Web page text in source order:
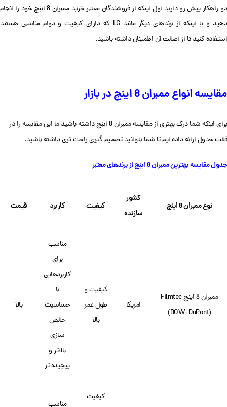
دو راهکار پیش رو دارید اول اینکه از فروشندگان معتبر خرید ممبران 8 اینچ خود را انجام
دهید و یا اینکه از برندهای دیگر مانند LG که دارای کیفیت و دوام مناسبی هستند
استفاده کنید تا از اصالت آن اطمینان داشته باشید.
مقایسه انواع ممبران 8 اینچ در بازار
برای اینکه شما درک بهتری از مقایسه ممبران 8 اینچ داشته باشید ما این مقایسه را در
قالب جدول ارائه داده ایم تا شما بتوانید تصمیم گیری راحت تری داشته باشید.
جدول مقایسه بهترین ممبران 8 اینچ از برندهای معتبر
نوع ممبران 8 اینچ
کشور
سازنده
کیفیت کاربرد قیمت
ممبران 8 اینچ Filmtec
(DOW- DuPont)
امریکا
کیفیت و
طول عمر
بالا
مناسب
برای
کاربردهایی
با
حساسیت
خالص
سازی
بالاتر و
پیچیده تر
بالا
کیفیت
مناسب